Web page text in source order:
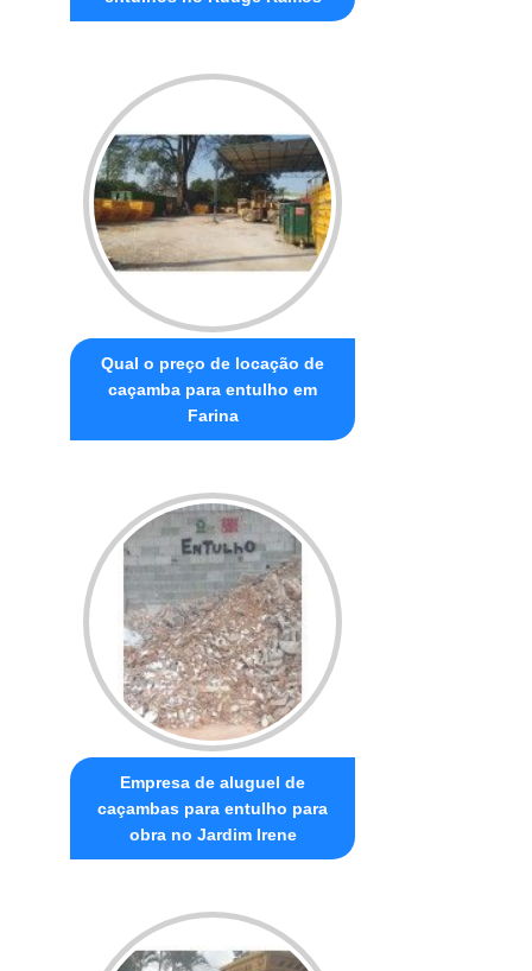
Qual o preço de locação de
caçamba para entulho em
Farina
Empresa de aluguel de
caçambas para entulho para
obra no Jardim Irene